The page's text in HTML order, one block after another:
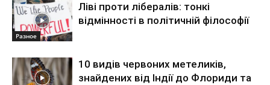
Разное
Ліві проти лібералів: тонкі
відмінності в політичній філософії
10 видів червоних метеликів,
знайдених від Індії до Флориди та